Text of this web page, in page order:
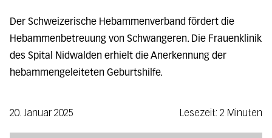
Der Schweizerische Hebammenverband fördert die
Hebammenbetreuung von Schwangeren. Die Frauenklinik
des Spital Nidwalden erhielt die Anerkennung der
hebammengeleiteten Geburtshilfe.
20. Januar 2025 Lesezeit: 2 Minuten